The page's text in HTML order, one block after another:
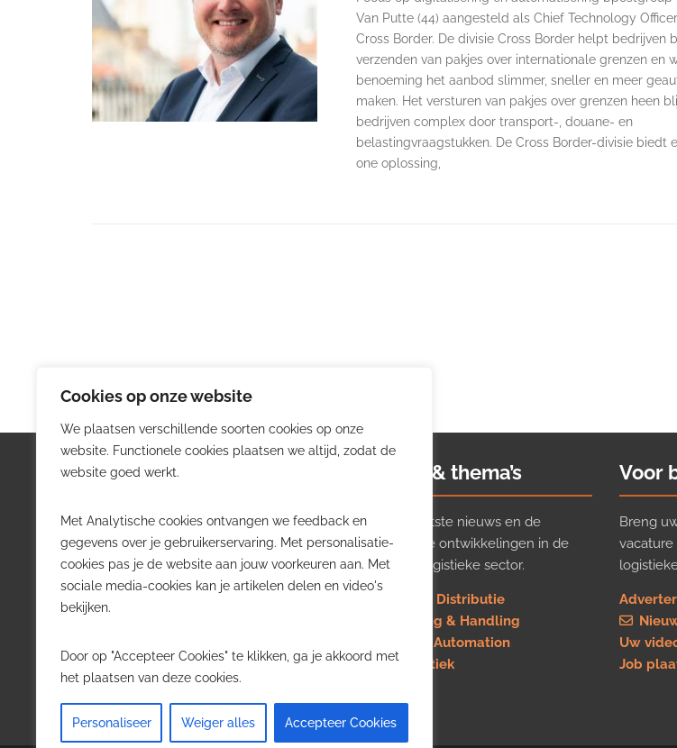
Cookies op onze website
We plaatsen verschillende soorten cookies op onze
website. Functionele cookies plaatsen we altijd, zodat de
website goed werkt.
Met Analytische cookies ontvangen we feedback en
gegevens over je gebruikerservaring. Met personalisatie-
cookies pas je de website aan jouw voorkeuren aan. Met
sociale media-cookies kan je artikelen delen en video's
bekijken.
Door op "Accepteer Cookies" te klikken, ga je akkoord met
het plaatsen van deze cookies.
Personaliseer Weiger alles Accepteer Cookies
Van Putte (44) aangesteld als Chief Technology
Cross Border. De divisie Cross Border helpt bedrijven
verzenden van pakjes over internationale grenzen en
benoeming het aanbod slimmer, sneller en meer
maken. Het versturen van pakjes over grenzen heen
bedrijven complex door transport-, douane- en
belastingvraagstukken. De Cross Border-divisie biedt
one oplossing,
Logistiek.be
Logistiek.be brengt dagelijks nieuws,
trends en praktijkverhalen over
transport, warehousing, supply chain
en automatisering in België.
willen volgen.
Nieuws & thema’s
Volg het laatste nieuws en de
belangrijkste ontwikkelingen in de
Belgische logistieke sector.
Transport & Distributie
Warehousing & Handling
Software & Automation
Job in logistiek
Voor
Breng
vacature
Uw
Job